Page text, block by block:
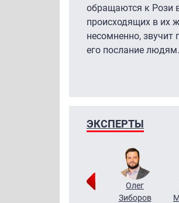
обращаются к Рози
происходящих в их
несомненно, звучит
его послание людям.
ЭКСПЕРТЫ
Григорий
Олег
Зиборов